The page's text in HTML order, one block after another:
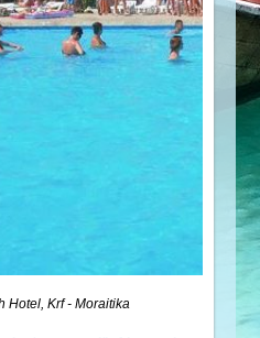
Hotel, Krf - Moraitika